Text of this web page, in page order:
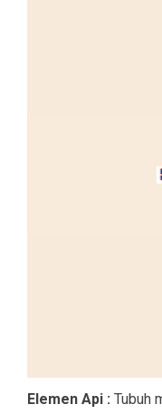
Elemen Api : Tubuh